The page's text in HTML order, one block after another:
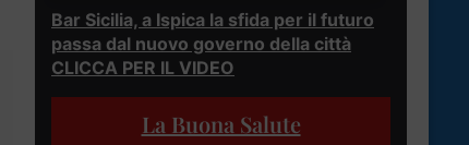
Bar Sicilia, a Ispica la sfida per il futuro
passa dal nuovo governo della città
CLICCA PER IL VIDEO
La Buona Salute